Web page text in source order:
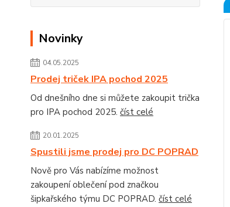
Novinky
04.05.2025
Prodej triček IPA pochod 2025
Od dnešního dne si můžete zakoupit trička
pro IPA pochod 2025. číst celé
20.01.2025
Spustili jsme prodej pro DC POPRAD
Nově pro Vás nabízíme možnost
zakoupení oblečení pod značkou
šipkařského týmu DC POPRAD. číst celé